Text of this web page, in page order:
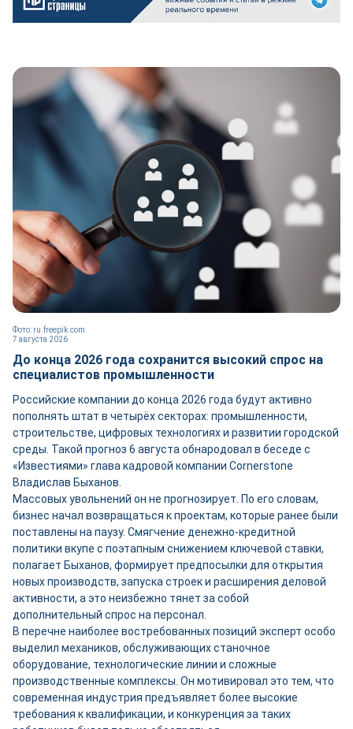
7 августа 2026
Фото: ru.freepik.com
До конца 2026 года сохранится высокий спрос на
специалистов промышленности
Российские компании до конца 2026 года будут активно
пополнять штат в четырёх секторах: промышленности,
строительстве, цифровых технологиях и развитии городской
среды. Такой прогноз 6 августа обнародовал в беседе с
«Известиями» глава кадровой компании Cornerstone
Владислав Быханов.
Массовых увольнений он не прогнозирует. По его словам,
бизнес начал возвращаться к проектам, которые ранее были
поставлены на паузу. Смягчение денежно-кредитной
политики вкупе с поэтапным снижением ключевой ставки,
полагает Быханов, формирует предпосылки для открытия
новых производств, запуска строек и расширения деловой
активности, а это неизбежно тянет за собой
дополнительный спрос на персонал.
В перечне наиболее востребованных позиций эксперт особо
выделил механиков, обслуживающих станочное
оборудование, технологические линии и сложные
производственные комплексы. Он мотивировал это тем, что
современная индустрия предъявляет более высокие
требования к квалификации, и конкуренция за таких